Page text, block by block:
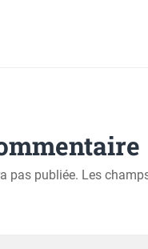
pas publiée. Les